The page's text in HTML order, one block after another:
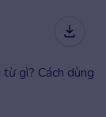
gì? Cách dùng